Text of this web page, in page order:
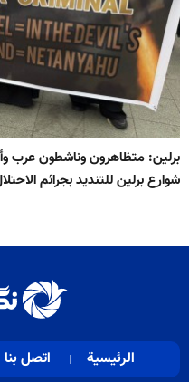
برلين: متظاهرون وناشطون عرب
شوارع برلين للتنديد بجرائم
الرئيسية اتصل بنا